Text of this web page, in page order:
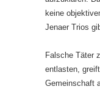
keine
Jenaer Trios
Falsche Täter
entlasten,
Gemeinschaft